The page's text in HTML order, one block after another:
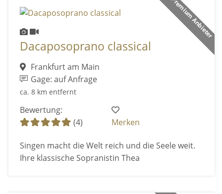
Premium Anbieter
Dacaposoprano classical
Frankfurt am Main
Gage: auf Anfrage
ca. 8 km entfernt
Bewertung:
(4)
Merken
Singen macht die Welt reich und die Seele weit.
Ihre klassische Sopranistin Thea